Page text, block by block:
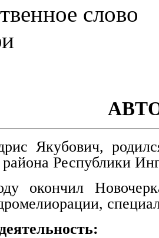
слово
Якубович,
района Республики
окончил